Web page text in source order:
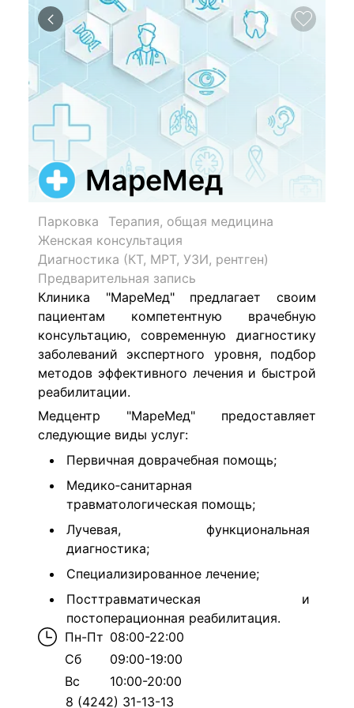
МареМед
Парковка
Терапия, общая медицина
Женская консультация
Диагностика (КТ, МРТ, УЗИ, рентген)
Предварительная запись
Клиника "МареМед" предлагает своим
пациентам компетентную врачебную
консультацию, современную диагностику
заболеваний экспертного уровня, подбор
методов эффективного лечения и быстрой
реабилитации.
Медцентр "МареМед" предоставляет
следующие виды услуг:
Первичная доврачебная помощь;
Медико‐санитарная
травматологическая помощь;
Лучевая, функциональная
диагностика;
Специализированное лечение;
Посттравматическая и
постоперационная реабилитация.
Пн-Пт 08:00-22:00
Сб
09:00-19:00
Вс
10:00-20:00
8 (4242) 31-13-13